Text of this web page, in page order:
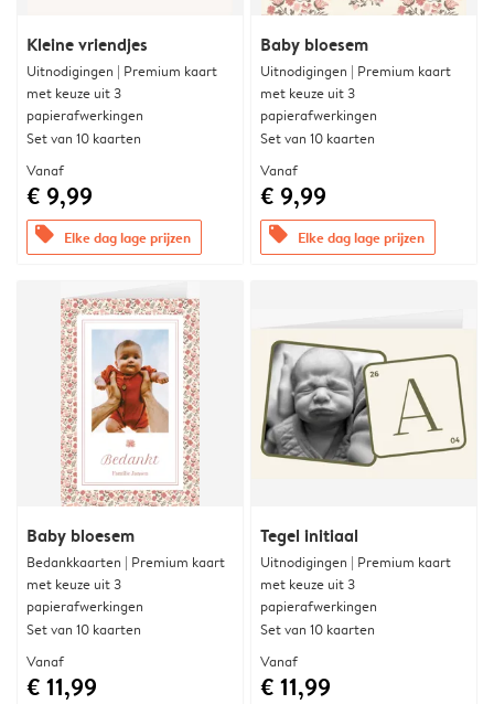
Kleine vriendjes
Uitnodigingen | Premium kaart
met keuze uit 3
papierafwerkingen
Set van 10 kaarten
Vanaf
€ 9,99
offers Elke dag lage prijzen
Baby bloesem
Uitnodigingen | Premium kaart
met keuze uit 3
papierafwerkingen
Set van 10 kaarten
Vanaf
€ 9,99
offers Elke dag lage prijzen
Baby bloesem
Bedankkaarten | Premium kaart
met keuze uit 3
papierafwerkingen
Set van 10 kaarten
Vanaf
€ 11,99
Tegel initiaal
Uitnodigingen | Premium kaart
met keuze uit 3
papierafwerkingen
Set van 10 kaarten
Vanaf
€ 11,99